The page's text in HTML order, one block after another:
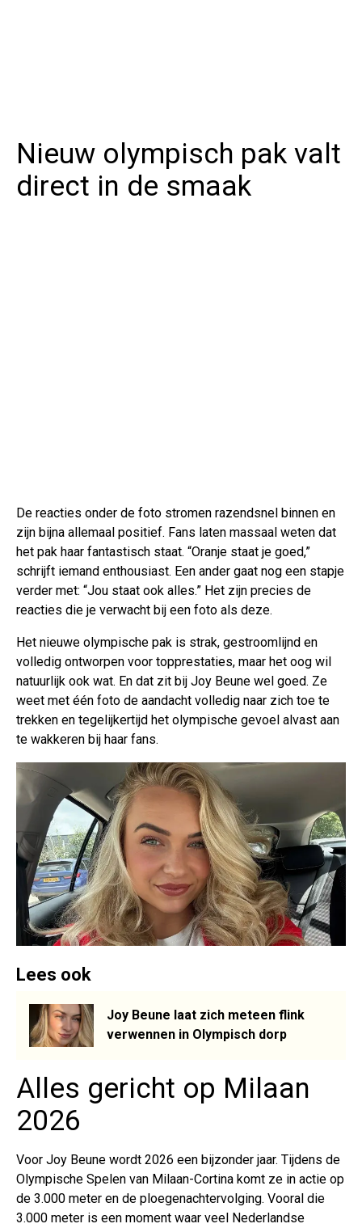
Nieuw olympisch pak valt
direct in de smaak
De reacties onder de foto stromen razendsnel binnen en
zijn bijna allemaal positief. Fans laten massaal weten dat
het pak haar fantastisch staat. “Oranje staat je goed,”
schrijft iemand enthousiast. Een ander gaat nog een stapje
verder met: “Jou staat ook alles.” Het zijn precies de
reacties die je verwacht bij een foto als deze.
Het nieuwe olympische pak is strak, gestroomlijnd en
volledig ontworpen voor topprestaties, maar het oog wil
natuurlijk ook wat. En dat zit bij Joy Beune wel goed. Ze
weet met één foto de aandacht volledig naar zich toe te
trekken en tegelijkertijd het olympische gevoel alvast aan
te wakkeren bij haar fans.
Lees ook
Joy Beune laat zich meteen flink
verwennen in Olympisch dorp
Alles gericht op Milaan
2026
Voor Joy Beune wordt 2026 een bijzonder jaar. Tijdens de
Olympische Spelen van Milaan-Cortina komt ze in actie op
de 3.000 meter en de ploegenachtervolging. Vooral die
3.000 meter is een moment waar veel Nederlandse